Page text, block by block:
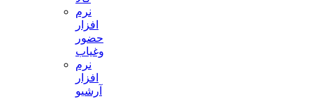
نرم
افزار
حضور
وغیاب
نرم
افزار
آرشیو